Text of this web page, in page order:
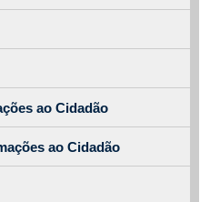
ao Cidadão
ao Cidadão